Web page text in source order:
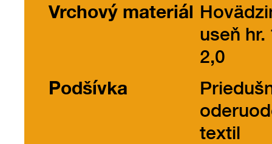
Vrchový materiál
useň hr.
2,0
Podšívka
textil